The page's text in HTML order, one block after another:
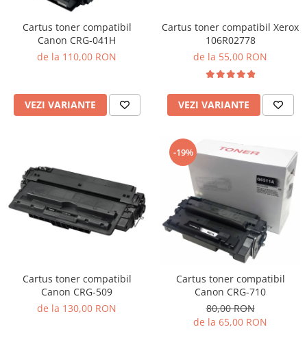
Cartus toner compatibil
Canon CRG-041H
de la 110,00 RON
VEZI VARIANTE
Cartus toner compatibil Xerox
106R02778
de la 55,00 RON
VEZI VARIANTE
Cartus toner compatibil
Canon CRG-509
de la 130,00 RON
-19%
Cartus toner compatibil
Canon CRG-710
80,00 RON
de la 65,00 RON